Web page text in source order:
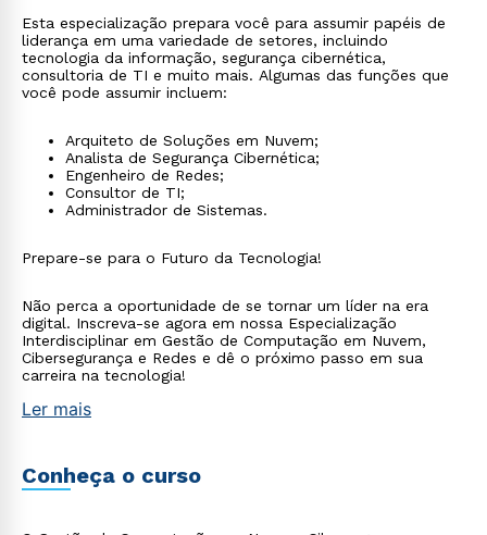
Esta especialização prepara você para assumir papéis de
liderança em uma variedade de setores, incluindo
tecnologia da informação, segurança cibernética,
consultoria de TI e muito mais. Algumas das funções que
você pode assumir incluem:
Arquiteto de Soluções em Nuvem;
Analista de Segurança Cibernética;
Engenheiro de Redes;
Consultor de TI;
Administrador de Sistemas.
Prepare-se para o Futuro da Tecnologia!
Não perca a oportunidade de se tornar um líder na era
digital. Inscreva-se agora em nossa Especialização
Interdisciplinar em Gestão de Computação em Nuvem,
Cibersegurança e Redes e dê o próximo passo em sua
carreira na tecnologia!
Ler mais
Conheça o curso